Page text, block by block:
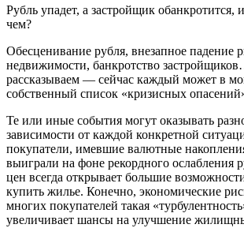
Рубль упадет, а застройщик обанкротится,
чем?
Обесценивание рубля, внезапное падение
недвижимости, банкротство
рассказываем — сейчас каждый может в
собственный список «кризисных
Те или иные события могут оказывать
зависимости от каждой конкретной
покупатели, имевшие валютные
выиграли на фоне рекордного ослабления
цен всегда открывает большие
купить жилье. Конечно, экономические
многих покупателей такая
увеличивает шансы на улучшение